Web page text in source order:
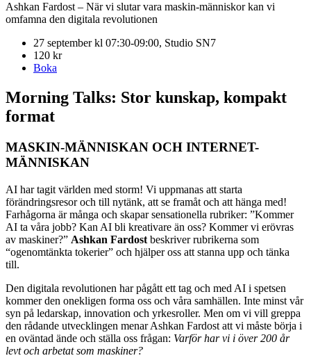
Ashkan Fardost – När vi slutar vara maskin-människor kan vi
omfamna den digitala revolutionen
27 september kl 07:30-09:00, Studio SN7
120 kr
Boka
Morning Talks: Stor kunskap, kompakt
format
MASKIN-MÄNNISKAN OCH INTERNET-
MÄNNISKAN
AI har tagit världen med storm! Vi uppmanas att starta
förändringsresor och till nytänk, att se framåt och att hänga med!
Farhågorna är många och skapar sensationella rubriker: ”Kommer
AI ta våra jobb? Kan AI bli kreativare än oss? Kommer vi erövras
av maskiner?” Ashkan Fardost beskriver rubrikerna som
“ogenomtänkta tokerier” och hjälper oss att stanna upp och tänka
till.
Den digitala revolutionen har pågått ett tag och med AI i spetsen
kommer den onekligen forma oss och våra samhällen. Inte minst vår
syn på ledarskap, innovation och yrkesroller. Men om vi vill greppa
den rådande utvecklingen menar Ashkan Fardost att vi måste börja i
en oväntad ände och ställa oss frågan: Varför har vi i över 200 år
levt och arbetat som maskiner?